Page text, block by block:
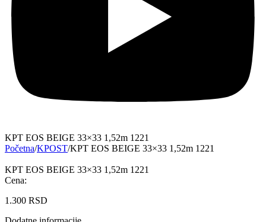
KPT EOS BEIGE 33×33 1,52m 1221
Početna/KPOST/KPT EOS BEIGE 33×33 1,52m 1221
KPT EOS BEIGE 33×33 1,52m 1221
Cena:
1.300 RSD